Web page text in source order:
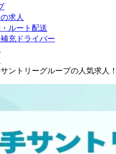
求人
ルート配送
充ドライバー
サントリーグループの人気求人